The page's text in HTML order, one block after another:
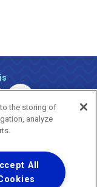
Reservados.
the storing of
analyze
All